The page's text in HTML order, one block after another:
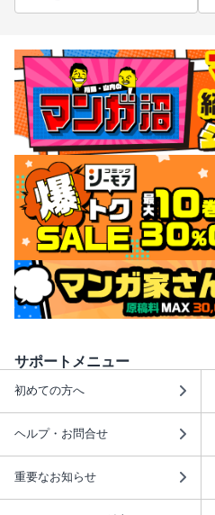
サポートメニュー
初めての方へ
ヘルプ・お問合せ
重要なお知らせ